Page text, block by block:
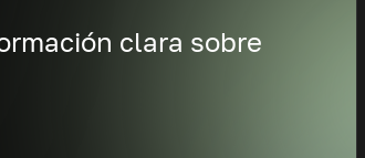
clara sobre